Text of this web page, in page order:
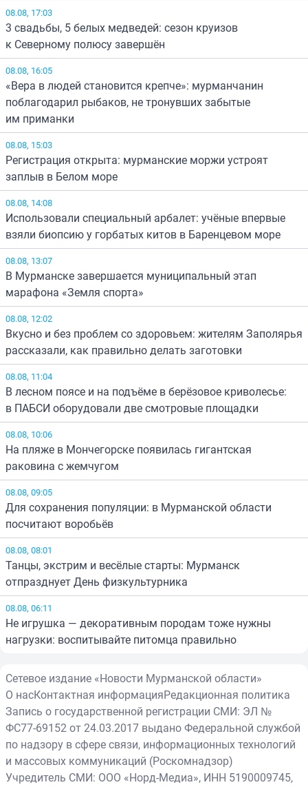
08.08, 17:03
3 свадьбы, 5 белых медведей: сезон круизов
к Северному полюсу завершён
08.08, 16:05
«Вера в людей становится крепче»: мурманчанин
поблагодарил рыбаков, не тронувших забытые
им приманки
08.08, 15:03
Регистрация открыта: мурманские моржи устроят
заплыв в Белом море
08.08, 14:08
Использовали специальный арбалет: учёные впервые
взяли биопсию у горбатых китов в Баренцевом море
08.08, 13:07
В Мурманске завершается муниципальный этап
марафона «Земля спорта»
08.08, 12:02
Вкусно и без проблем со здоровьем: жителям Заполярья
рассказали, как правильно делать заготовки
08.08, 11:04
В лесном поясе и на подъёме в берёзовое криволесье:
в ПАБСИ оборудовали две смотровые площадки
08.08, 10:06
На пляже в Мончегорске появилась гигантская
раковина с жемчугом
08.08, 09:05
Для сохранения популяции: в Мурманской области
посчитают воробьёв
08.08, 08:01
Танцы, экстрим и весёлые старты: Мурманск
отпразднует День физкультурника
08.08, 06:11
Не игрушка — декоративным породам тоже нужны
нагрузки: воспитывайте питомца правильно
Сетевое издание «Новости Мурманской области»
О насКонтактная информацияРедакционная политика
Запись о государственной регистрации СМИ: ЭЛ №
ФС77-69152 от 24.03.2017 выдано Федеральной службой
по надзору в сфере связи, информационных технологий
и массовых коммуникаций (Роскомнадзор)
Учредитель СМИ: ООО «Норд-Медиа», ИНН 5190009745,